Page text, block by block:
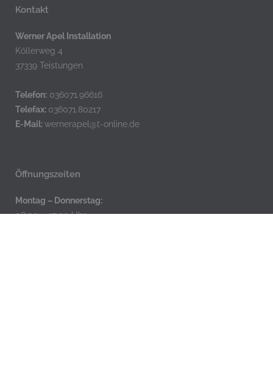
Kontakt
Werner Apel Installation
Köllerweg 4
37339 Teistungen
Telefon: 036071.96616
Telefax: 036071.80217
E-Mail:wernerapel@t-online.de
Öffnungszeiten
Montag – Donnerstag:
08:00 – 17:00 Uhr